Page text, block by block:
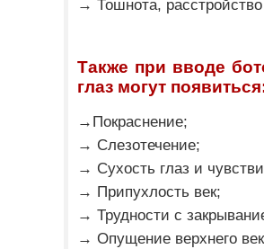
→ Тошнота,
Также при вводе
глаз могут
→Покраснение;
→ Слезотечение;
→ Сухость глаз и
→ Припухлость век;
→ Трудности с
→ Опущение верхнего